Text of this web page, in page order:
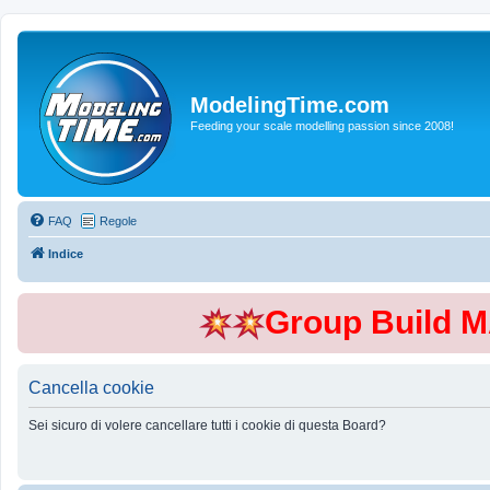
ModelingTime.com
Feeding your scale modelling passion since 2008!
FAQ Regole
Indice
Group Build
Cancella cookie
Sei sicuro di volere cancellare tutti i cookie di questa Board?